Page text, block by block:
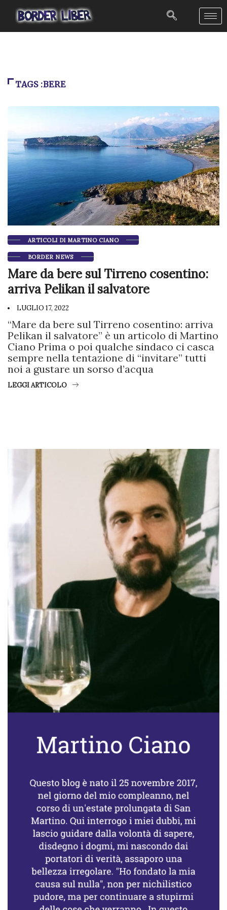
TAGS :BERE
ARTICOLI DI MARTINO CIANO
BORDER NEWS
Mare da bere sul Tirreno cosentino:
arriva Pelikan il salvatore
LUGLIO 17, 2022
“Mare da bere sul Tirreno cosentino: arriva
Pelikan il salvatore” è un articolo di Martino
Ciano Prima o poi qualche sindaco ci casca
sempre nella tentazione di “invitare” tutti
noi a gustare un sorso d’acqua
LEGGI ARTICOLO